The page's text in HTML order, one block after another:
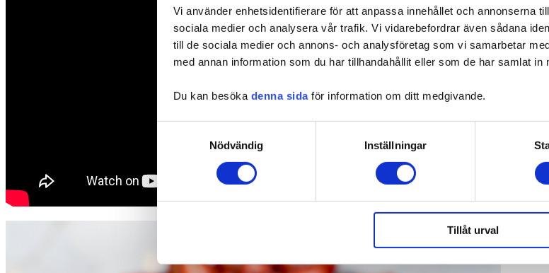
Vi använder enhetsidentifierare för att anpassa innehållet och annonserna
sociala medier och analysera vår trafik. Vi vidarebefordrar även sådana
till de sociala medier och annons- och analysföretag som vi samarbetar
med annan information som du har tillhandahållit eller som de har samlat in
Du kan besöka denna sidaför information om ditt medgivande.
Nödvändig
Inställningar
Tillåt urval